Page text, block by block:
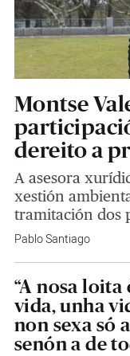
Montse
dereito a
A asesora
xestión
tramitación dos
Pablo Santiago
“A nosa loita
vida, unha
non sexa só
senón a de